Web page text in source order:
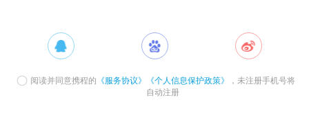
阅读并同意携程的 《服务协议》 《个人信息保护政策》
，未注册手机号将
自动注册